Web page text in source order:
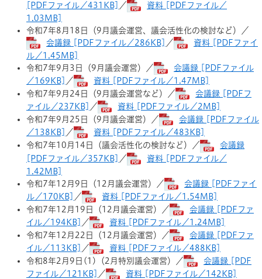
[PDFファイル／431KB]
／
資料 [PDFファイル／
1.03MB]
令和7年8月18日（9月議会運営、議会活性化の検討など）／
会議録 [PDFファイル／286KB]
／
資料 [PDFファイ
ル／1.45MB]
令和7年9月3日（9月議会運営）／
会議録 [PDFファイル
／169KB]
／
資料 [PDFファイル／1.47MB]
令和7年9月24日（9月議会運営など）／
会議録 [PDFフ
ァイル／237KB]
／
資料 [PDFファイル／2MB]
令和7年9月25日（9月議会運営）／
会議録 [PDFファイル
／138KB]
／
資料 [PDFファイル／483KB]
令和7年10月14日（議会活性化の検討など）／
会議録
[PDFファイル／357KB]
／
資料 [PDFファイル／
1.42MB]
令和7年12月9日（12月議会運営）／
会議録 [PDFファイ
ル／170KB]
／
資料 [PDFファイル／1.54MB]
令和7年12月19日（12月議会運営）／
会議録 [PDFファ
イル／194KB]
／
資料 [PDFファイル／1.24MB]
令和7年12月22日（12月議会運営）／
会議録 [PDFファ
イル／113KB]
／
資料 [PDFファイル／488KB]
令和8年2月9日(1)（2月特別議会運営）​／
会議録 [PDF
ファイル／121KB]
／
資料 [PDFファイル／142KB]